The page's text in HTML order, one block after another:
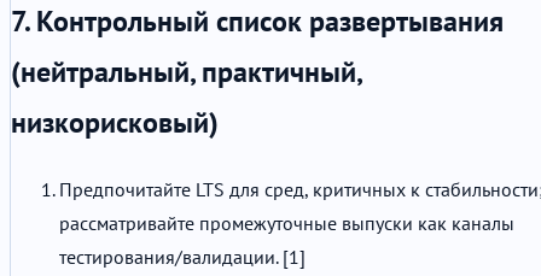
7. Контрольный список развертывания
(нейтральный, практичный,
низкорисковый)
Предпочитайте LTS для сред, критичных к
рассматривайте промежуточные выпуски как каналы
тестирования/валидации. [1]